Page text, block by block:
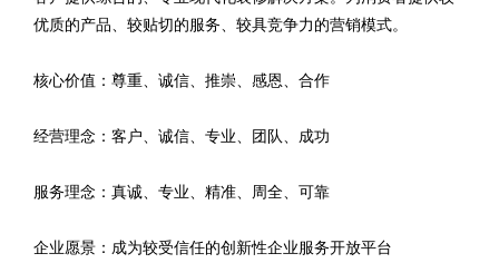
优质的产品、较贴切的服务、较具竞争力的营销模式。
核心价值：尊重、诚信、推崇、感恩、合作
经营理念：客户、诚信、专业、团队、成功
服务理念：真诚、专业、精准、周全、可靠
企业愿景：成为较受信任的创新性企业服务开放平台